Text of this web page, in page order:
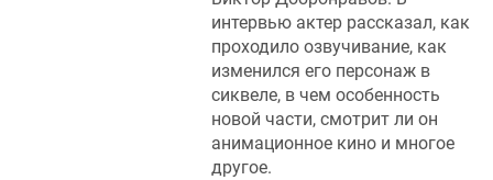
интервью актер рассказал, как
проходило озвучивание, как
изменился его персонаж в
сиквеле, в чем особенность
новой части, смотрит ли он
анимационное кино и многое
другое.